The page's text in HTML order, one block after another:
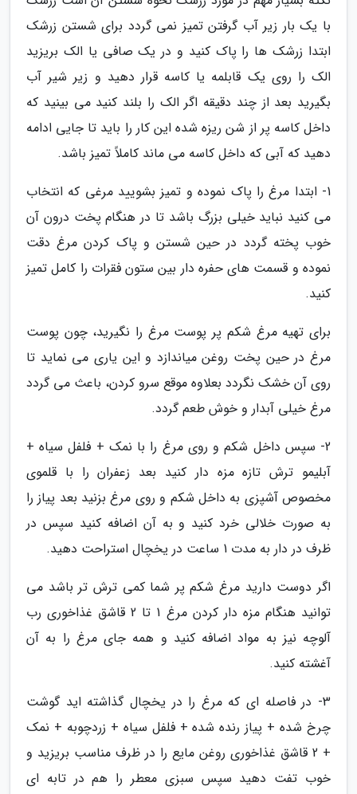
با یک بار زیر آب گرفتن تمیز نمی گردد برای شستن زرشک
ابتدا زرشک ها را پاک کنید و در یک صافی یا الک بریزید
الک را روی یک قابلمه یا کاسه قرار دهید و زیر شیر آب
بگیرید بعد از چند دقیقه اگر الک را بلند کنید می بینید که
داخل کاسه پر از شن ریزه شده این کار را باید تا جایی ادامه
دهید که آبی که داخل کاسه می ماند کاملاً تمیز باشد.
1- ابتدا مرغ را پاک نموده و تمیز بشویید مرغی که انتخاب
می کنید نباید خیلی بزرگ باشد تا در هنگام پخت درون آن
خوب پخته گردد در حین شستن و پاک کردن مرغ دقت
نموده و قسمت های حفره دار بین ستون فقرات را کامل تمیز
کنید.
برای تهیه مرغ شکم پر پوست مرغ را نگیرید، چون پوست
مرغ در حین پخت روغن میاندازد و این یاری می نماید تا
روی آن خشک نگردد بعلاوه موقع سرو کردن، باعث می گردد
مرغ خیلی آبدار و خوش طعم گردد.
2- سپس داخل شکم و روی مرغ را با نمک + فلفل سیاه +
آبلیمو ترش تازه مزه دار کنید بعد زعفران را با قلموی
مخصوص آشپزی به داخل شکم و روی مرغ بزنید بعد پیاز را
به صورت خلالی خرد کنید و به آن اضافه کنید سپس در
ظرف در دار به مدت 1 ساعت در یخچال استراحت دهید.
اگر دوست دارید مرغ شکم پر شما کمی ترش تر باشد می
توانید هنگام مزه دار کردن مرغ 1 تا 2 قاشق غذاخوری رب
آلوچه نیز به مواد اضافه کنید و همه جای مرغ را به آن
آغشته کنید.
3- در فاصله ای که مرغ را در یخچال گذاشته اید گوشت
چرخ شده + پیاز رنده شده + فلفل سیاه + زردچوبه + نمک
+ 2 قاشق غذاخوری روغن مایع را در ظرف مناسب بریزید و
خوب تفت دهید سپس سبزی معطر را هم در تابه ای